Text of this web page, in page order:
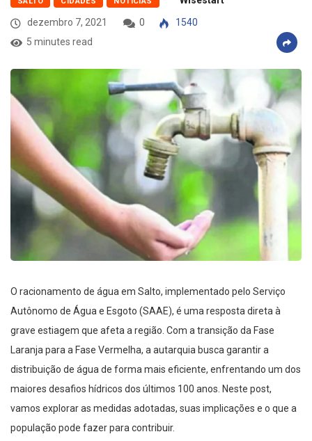
dezembro 7, 2021
0
1540
5 minutes read
O racionamento de água em Salto, implementado pelo Serviço
Autônomo de Água e Esgoto (SAAE), é uma resposta direta à
grave estiagem que afeta a região. Com a transição da Fase
Laranja para a Fase Vermelha, a autarquia busca garantir a
distribuição de água de forma mais eficiente, enfrentando um dos
maiores desafios hídricos dos últimos 100 anos. Neste post,
vamos explorar as medidas adotadas, suas implicações e o que a
população pode fazer para contribuir.